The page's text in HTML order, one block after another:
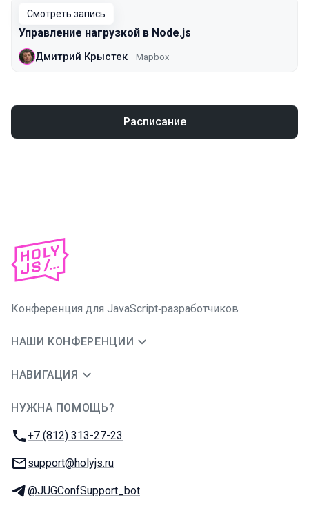
Смотреть запись
Управление нагрузкой в Node.js
Дмитрий Крыстек Mapbox
Расписание
Конференция для JavaScript‑разработчиков
НАШИ КОНФЕРЕНЦИИ
НАВИГАЦИЯ
НУЖНА ПОМОЩЬ?
Телефон:
+7 (812) 313-27-23
E-mail:
support@holyjs.ru
Телеграм:
@JUGConfSupport_bot